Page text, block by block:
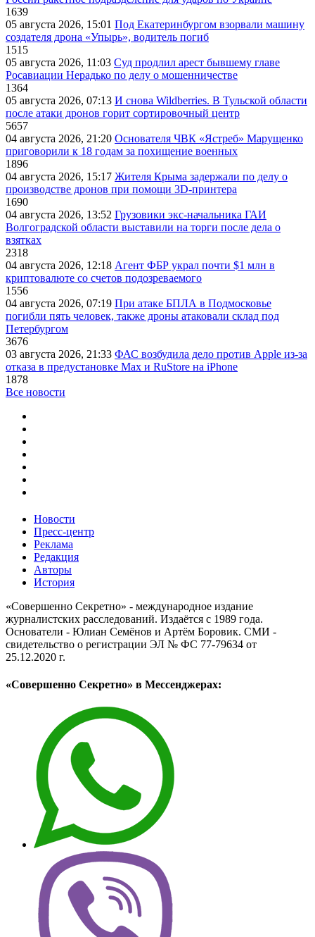
1639
05 августа 2026, 15:01 Под Екатеринбургом взорвали машину
создателя дрона «Упырь», водитель погиб
1515
05 августа 2026, 11:03 Суд продлил арест бывшему главе
Росавиации Нерадько по делу о мошенничестве
1364
05 августа 2026, 07:13 И снова Wildberries. В Тульской области
после атаки дронов горит сортировочный центр
5657
04 августа 2026, 21:20 Основателя ЧВК «Ястреб» Марущенко
приговорили к 18 годам за похищение военных
1896
04 августа 2026, 15:17 Жителя Крыма задержали по делу о
производстве дронов при помощи 3D‑принтера
1690
04 августа 2026, 13:52 Грузовики экс-начальника ГАИ
Волгоградской области выставили на торги после дела о
взятках
2318
04 августа 2026, 12:18 Агент ФБР украл почти $1 млн в
криптовалюте со счетов подозреваемого
1556
04 августа 2026, 07:19 При атаке БПЛА в Подмосковье
погибли пять человек, также дроны атаковали склад под
Петербургом
3676
03 августа 2026, 21:33 ФАС возбудила дело против Apple из-за
отказа в предустановке Max и RuStore на iPhone
1878
Все новости
Новости
Пресс-центр
Реклама
Редакция
Авторы
История
«Совершенно Секретно» - международное издание
журналистских расследований. Издаётся с 1989 года.
Основатели - Юлиан Семёнов и Артём Боровик. CМИ -
свидетельство о регистрации ЭЛ № ФС 77-79634 от
25.12.2020 г.
«Совершенно Секретно» в Мессенджерах: